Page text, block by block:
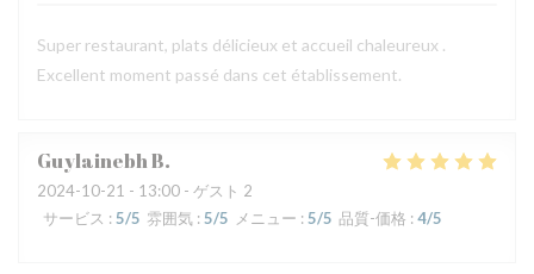
Super restaurant, plats délicieux et accueil chaleureux .
Excellent moment passé dans cet établissement.
GuylainebhB
2024-10-21 - 13:00 - ゲスト 2
サービス : 5/5 雰囲気 : 5/5 メニュー : 5/5 品質-価格 : 4/5